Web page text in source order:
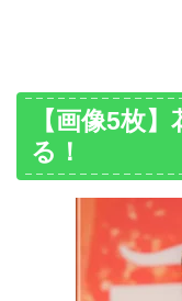
【画像5枚
る！